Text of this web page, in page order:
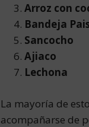
Arroz con
Bandeja
Sancocho
Ajiaco
Lechona
La mayoría de
acompañarse de